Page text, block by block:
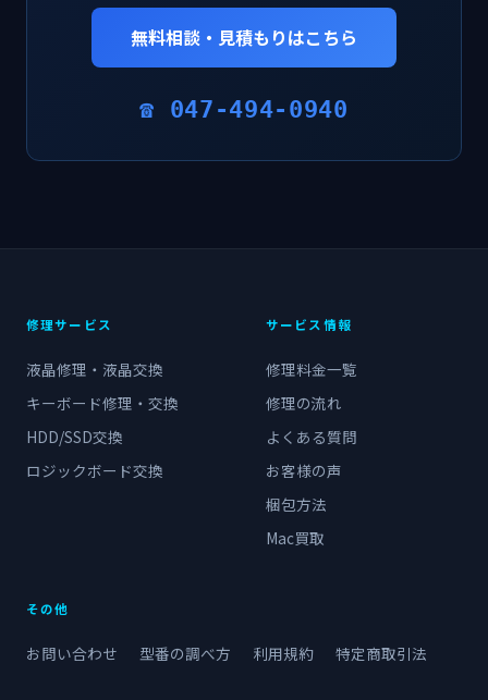
無料相談・見積もりはこちら
☎ 047-494-0940
修理サービス
液晶修理・液晶交換
キーボード修理・交換
HDD/SSD交換
ロジックボード交換
サービス情報
修理料金一覧
修理の流れ
よくある質問
お客様の声
梱包方法
Mac買取
その他
お問い合わせ 型番の調べ方 利用規約 特定商取引法